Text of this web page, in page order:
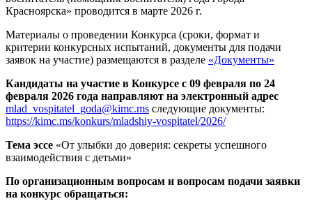
Красноярска» проводится в марте 2026 г.
Материалы о проведении Конкурса (сроки, формат и
критерии конкурсных испытаний, документы для подачи
заявок на участие) размещаются в разделе «Документы»
Кандидаты на участие в Конкурсе с 09 февраля по 24
февраля 2026 года направляют на электронный адрес
mlad_vospitatel_goda@kimc.ms следующие документы:
https://kimc.ms/konkurs/mladshiy-vospitatel/2026/
Тема эссе «От улыбки до доверия: секреты успешного
взаимодействия с детьми»
По организационным вопросам и вопросам подачи заявки
на конкурс обращаться: